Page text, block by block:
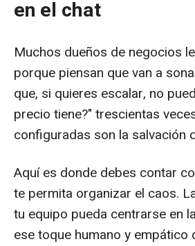
en el chat
Muchos dueños de negocios
porque piensan que van a
que, si quieres escalar, no
precio tiene?" trescientas
configuradas son la salvación
Aquí es donde debes contar
te permita organizar el caos.
tu equipo pueda centrarse en
ese toque humano y